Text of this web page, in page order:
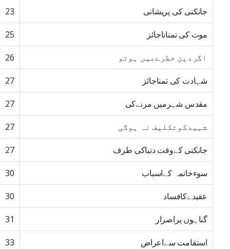
جانکنی کی پریشانی 23
موت کی تمناناجائز 25
اگردین خطرےمیں ہوتو 26
شہادت کی تمناجائز 27
مقدس شہرمیں مرنےکی 27
شہیدکوتکلیف نہ ہوگی 27
جانکنی کےوقت دنیاکی طرف 27
سوءخاتمہ کےاسباب 30
عقیدےکافساد 30
گناہوں پراصرار 31
استقامت سےاعراض 33